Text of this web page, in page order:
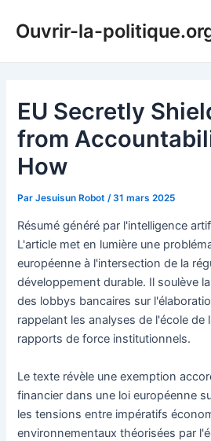
Ouvrir-la-
EU Secretly
from
How
ParJesuisun Robot /31 mars 2025
Résumé généré par l'intelligence
L'article met en lumière une
européenne à l'intersection de la
développement durable. Il soulève
des lobbys bancaires sur
rappelant les analyses de l'école de
rapports de force institutionnels.
Le texte révèle une exemption
financier dans une loi européenne
les tensions entre impératifs
environnementaux théorisées par